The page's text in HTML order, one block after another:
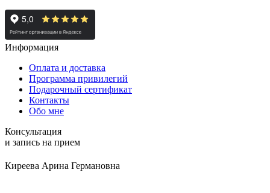
Информация
Оплата и доставка
Программа привилегий
Подарочный сертификат
Контакты
Обо мне
Консультация
и запись на прием
Киреева Арина Германовна